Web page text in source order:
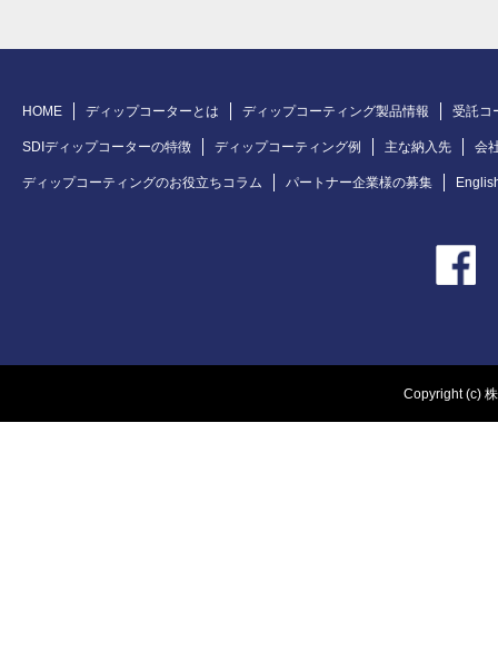
HOME ディップコーターとは ディップコーティング製品情報 受託コ
SDIディップコーターの特徴 ディップコーティング例 主な納入先 会
ディップコーティングのお役立ちコラム パートナー企業様の募集
Copyright (c)